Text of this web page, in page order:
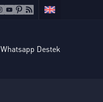
Whatsapp Destek